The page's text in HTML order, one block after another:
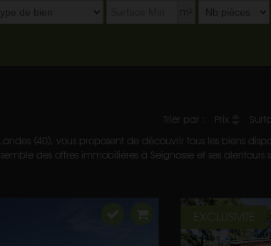
Trier par : Prix
(40), vous proposent de découvrir tous les biens
des offres immobilières à Seignosse et ses alentours
EXCLUSIVITE